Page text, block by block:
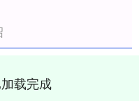
载完成